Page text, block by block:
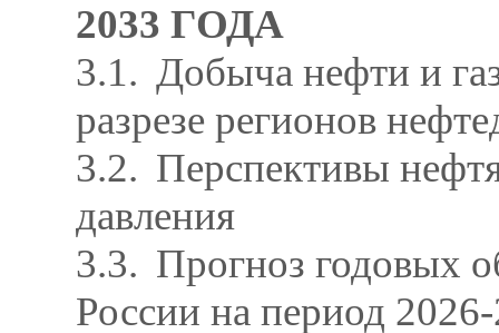
2033 ГОДА
3.1. Добыча нефти и
разрезе регионов
3.2. Перспективы
давления
3.3. Прогноз годовых
России на период 2026-